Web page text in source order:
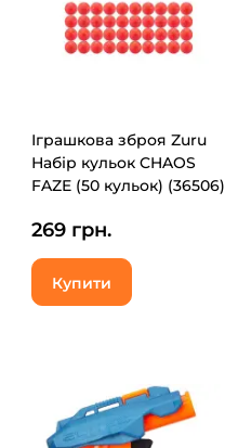
Іграшкова зброя Zuru
Набір кульок CHAOS
FAZE (50 кульок) (36506)
269 грн.
Купити